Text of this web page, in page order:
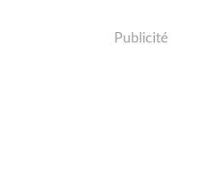
Publicité